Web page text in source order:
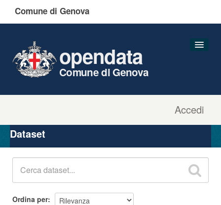
Comune di Genova
Accedi
opendata
Comune di Genova
Organizzazioni
Gruppi
Dataset
Ordina per